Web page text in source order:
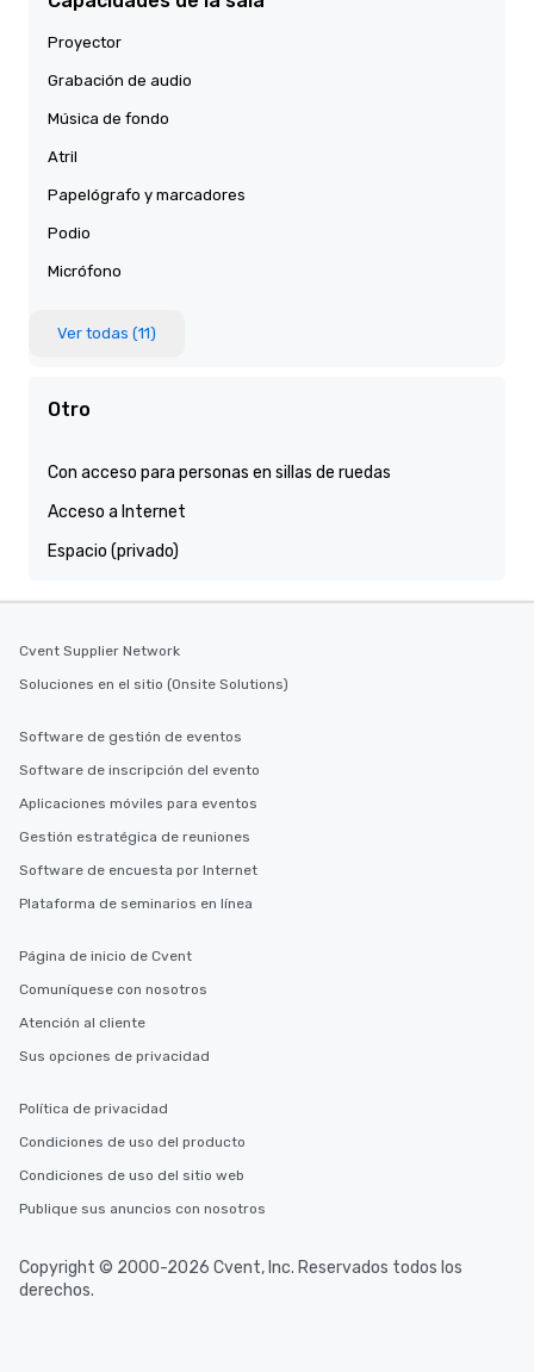
Proyector
Grabación de audio
Música de fondo
Atril
Papelógrafo y marcadores
Podio
Micrófono
Ver todas (11)
Otro
Con acceso para personas en sillas de ruedas
Acceso a Internet
Espacio (privado)
Cvent Supplier Network
Soluciones en el sitio (Onsite Solutions)
Software de gestión de eventos
Software de inscripción del evento
Aplicaciones móviles para eventos
Gestión estratégica de reuniones
Software de encuesta por Internet
Plataforma de seminarios en línea
Página de inicio de Cvent
Comuníquese con nosotros
Atención al cliente
Sus opciones de privacidad
Política de privacidad
Condiciones de uso del producto
Condiciones de uso del sitio web
Publique sus anuncios con nosotros
Copyright © 2000-2026 Cvent, Inc. Reservados todos los
derechos.